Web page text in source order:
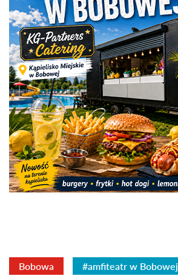
Bobowa #amfiteatr w Bobowej